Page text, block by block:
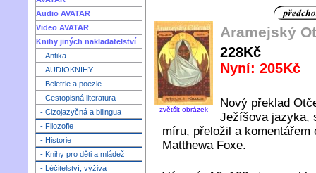
Audio AVATAR
Video AVATAR
Knihy jiných nakladatelství
- Antika
- AUDIOKNIHY
- Beletrie a poezie
- Cestopisná literatura
- Cizojazyčná a bilingua
- Filozofie
- Historie
- Knihy pro děti a mládež
- Léčitelství, výživa
zvětšit obrázek
Aramejský
228Kč
Nyní: 205Kč
Nový překlad
Ježíšova jazyka,
míru, přeložil a komentářem
Matthewa Foxe.